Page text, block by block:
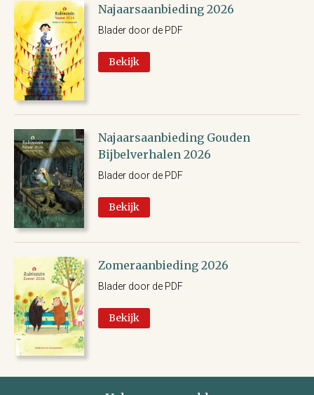
Najaarsaanbieding 2026
Blader door de PDF
Bekijk
Najaarsaanbieding Gouden
Bijbelverhalen 2026
Blader door de PDF
Bekijk
Zomeraanbieding 2026
Blader door de PDF
Bekijk